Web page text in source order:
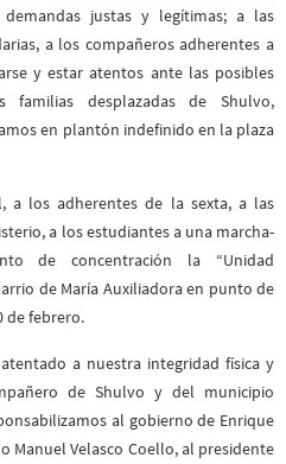
justas y legítimas; a las
a los compañeros adherentes a
y estar atentos ante las posibles
desplazadas de Shulvo,
en plantón indefinido en la plaza
a los adherentes de la sexta, a las
a los estudiantes a una marcha-
de concentración la “Unidad
de María Auxiliadora en punto de
de febrero.
a nuestra integridad física y
de Shulvo y del municipio
al gobierno de Enrique
Manuel Velasco Coello, al presidente